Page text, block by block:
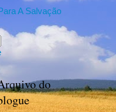
A Salvação
do